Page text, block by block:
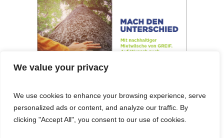
We value your privacy
We use cookies to enhance your browsing experience, serve
personalized ads or content, and analyze our traffic. By
clicking "Accept All", you consent to our use of cookies.